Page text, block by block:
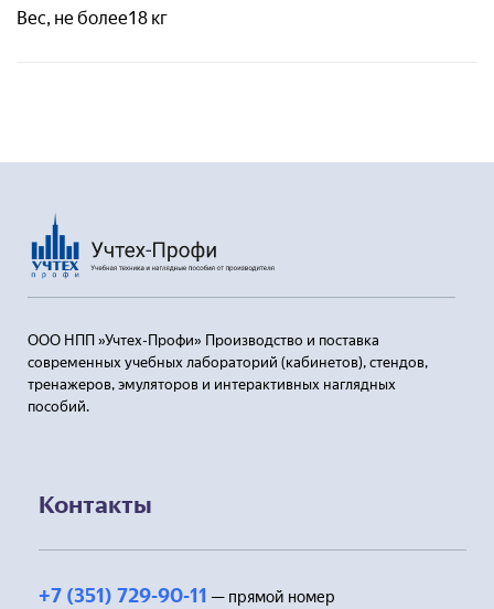
Вес, не более18 кг
ООО НПП »Учтех-Профи» Производство и поставка
современных учебных лабораторий (кабинетов), стендов,
тренажеров, эмуляторов и интерактивных наглядных
пособий.
Контакты
+7 (351) 729-90-11 — прямой номер